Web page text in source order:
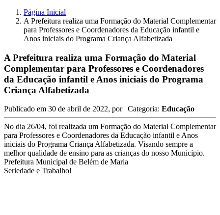
Página Inicial
A Prefeitura realiza uma Formação do Material Complementar
para Professores e Coordenadores da Educação infantil e
Anos iniciais do Programa Criança Alfabetizada
A Prefeitura realiza uma Formação do Material
Complementar para Professores e Coordenadores
da Educação infantil e Anos iniciais do Programa
Criança Alfabetizada
Publicado em 30 de abril de 2022, por | Categoria: Educação
No dia 26/04, foi realizada um Formação do Material Complementar
para Professores e Coordenadores da Educação infantil e Anos
iniciais do Programa Criança Alfabetizada. Visando sempre a
melhor qualidade de ensino para as crianças do nosso Município.
Prefeitura Municipal de Belém de Maria
Seriedade e Trabalho!